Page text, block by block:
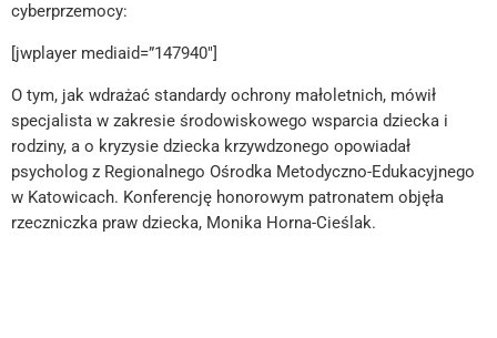
cyberprzemocy:
[jwplayer mediaid=”147940″]
O tym, jak wdrażać standardy ochrony małoletnich, mówił
specjalista w zakresie środowiskowego wsparcia dziecka i
rodziny, a o kryzysie dziecka krzywdzonego opowiadał
psycholog z Regionalnego Ośrodka Metodyczno-Edukacyjnego
w Katowicach. Konferencję honorowym patronatem objęła
rzeczniczka praw dziecka, Monika Horna-Cieślak.